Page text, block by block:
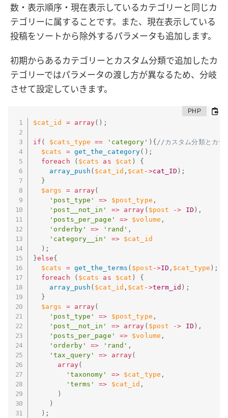
数・表示順序・現在表示しているカテゴリーと同じカ
テゴリーに属することです。また、現在表示している
投稿をソートから除外するパラメータも追加します。
初期からあるカテゴリーとカスタム分類で追加したカ
テゴリーではパラメータの渡し方が異なるため、分岐
させて設定していきます。
$cat_id = array( ) ;
if ( $cats_type == 'category' ) { //カスタム分類とカテ
$cats
= get_the_category( ) ;
foreach
( $cats as $cat )
{
array_push ( $cat_id , $cat - >cat_ID ) ;
}
$args
= array(
'post_type'
=> $post_type ,
'post__not_in'
=> array ( $post -> ID ) ,
'posts_per_page'
=> $volume ,
'orderby'
=> 'rand' ,
'category__in'
=>
$cat_id
) ;
}else{
$cats
= get_the_terms ( $post ->ID , $cat_type ) ;
foreach
( $cats as $cat )
{
array_push ( $cat_id , $cat - >term_id ) ;
}
$args
= array(
'post_type'
=> $post_type ,
'post__not_in'
=> array ( $post -> ID ) ,
'posts_per_page'
=> $volume ,
'orderby'
=> 'rand' ,
'tax_query'
=> array(
array(
'taxonomy'
=> $cat_type ,
'terms'
=> $cat_id ,
)
)
) ;